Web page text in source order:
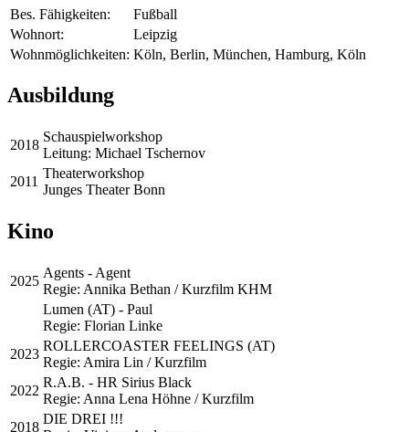
Bes. Fähigkeiten:
Fußball
Wohnort:
Leipzig
Wohnmöglichkeiten: Köln, Berlin, München, Hamburg, Köln
Ausbildung
2018
Schauspielworkshop
Leitung: Michael Tschernov
2011
Theaterworkshop
Junges Theater Bonn
Kino
2025
Agents - Agent
Regie: Annika Bethan / Kurzfilm KHM
Lumen (AT) - Paul
Regie: Florian Linke
2023
ROLLERCOASTER FEELINGS (AT)
Regie: Amira Lin / Kurzfilm
2022
R.A.B. - HR Sirius Black
Regie: Anna Lena Höhne / Kurzfilm
2018
DIE DREI !!!